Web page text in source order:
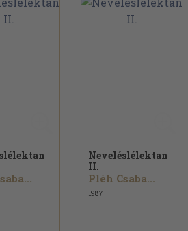
Neveléslélektan
II.
Pléh Csaba...
1987